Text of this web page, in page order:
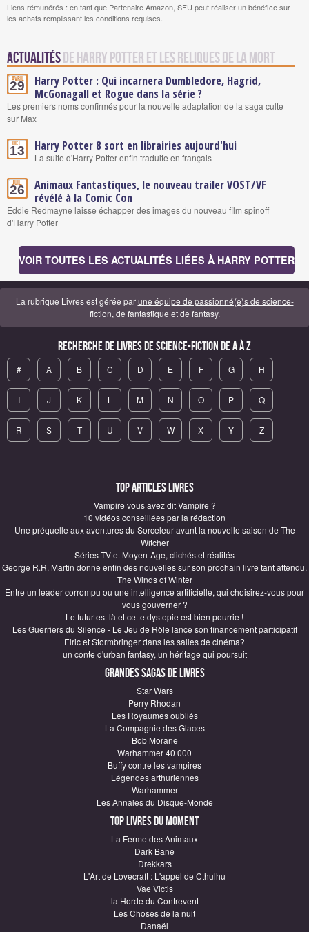
Liens rémunérés : en tant que Partenaire Amazon, SFU peut réaliser un bénéfice sur
les achats remplissant les conditions requises.
Actualitésde Harry Potter et les Reliques de la Mort
Avril
29
Harry Potter : Qui incarnera Dumbledore, Hagrid,
McGonagall et Rogue dans la série ?
Les premiers noms confirmés pour la nouvelle adaptation de la saga culte
sur Max
Oct.
13 Harry Potter 8 sort en librairies aujourd'hui
La suite d'Harry Potter enfin traduite en français
Juil.
26
Animaux Fantastiques, le nouveau trailer VOST/VF
révélé à la Comic Con
Eddie Redmayne laisse échapper des images du nouveau film spinoff
d'Harry Potter
VOIR TOUTES LES ACTUALITÉS LIÉES À HARRY POTTER
La rubrique Livres est gérée parune équipe de passionné(e)s de science-
fiction, de fantastique et de fantasy.
Recherche de Livres de science-fiction de A à Z
# A B C D E F G H
I J K L M N O P Q
R S T U V W X Y Z
Top articles Livres
Vampire vous avez dit Vampire ?
10 vidéos conseillées par la rédaction
Une préquelle aux aventures du Sorceleur avant la nouvelle saison de The
Witcher
Séries TV et Moyen-Age, clichés et réalités
George R.R. Martin donne enfin des nouvelles sur son prochain livre tant attendu,
The Winds of Winter
Entre un leader corrompu ou une intelligence artificielle, qui choisirez-vous pour
vous gouverner ?
Le futur est là et cette dystopie est bien pourrie !
Les Guerriers du Silence - Le Jeu de Rôle lance son financement participatif
Elric et Stormbringer dans les salles de cinéma?
un conte d'urban fantasy, un héritage qui poursuit
Grandes sagas de Livres
Star Wars
Perry Rhodan
Les Royaumes oubliés
La Compagnie des Glaces
Bob Morane
Warhammer 40 000
Buffy contre les vampires
Légendes arthuriennes
Warhammer
Les Annales du Disque-Monde
Top Livres du moment
La Ferme des Animaux
Dark Bane
Drekkars
L'Art de Lovecraft : L'appel de Cthulhu
Vae Victis
la Horde du Contrevent
Les Choses de la nuit
Danaël